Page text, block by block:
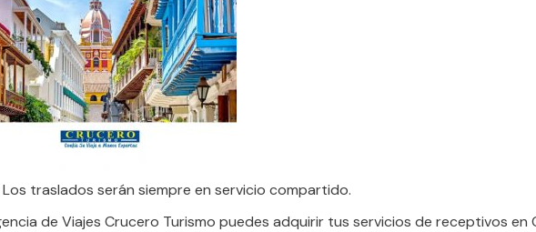
traslados serán siempre en servicio compartido.
de Viajes Crucero Turismo puedes adquirir tus servicios de receptivos en